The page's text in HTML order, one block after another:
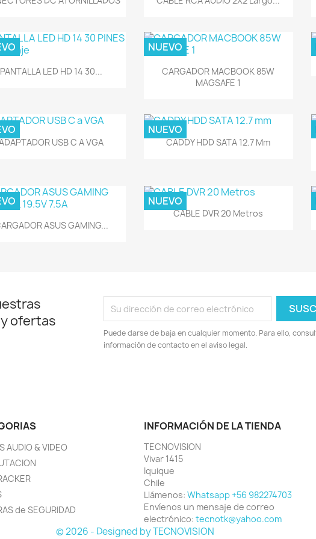
 Vista rápida
PANTALLA LED HD 14 30... Vista rápida
CARGADOR MACBOOK 85W
MAGSAFE 1
NUEVO
Vista rápida
USB C A VGA Vista rápida
CADDY HDD SATA 12.7 Mm
NUEVO
Vista rápida
ASUS GAMING...
Vista rápida
CABLE DVR 20 Metros
NUEVO
ofertas
Puede darse de baja en cualquier momento. Para ello,
información de contacto en el aviso legal.
AUDIO & VIDEO
de SEGURIDAD
INFORMACIÓN DE LA TIENDA
TECNOVISION
Vivar 1415
Iquique
Chile
Llámenos: Whatsapp +56 982274703
Envíenos un mensaje de correo
electrónico: tecnotk@yahoo.com
© 2026 - Designed by TECNOVISION